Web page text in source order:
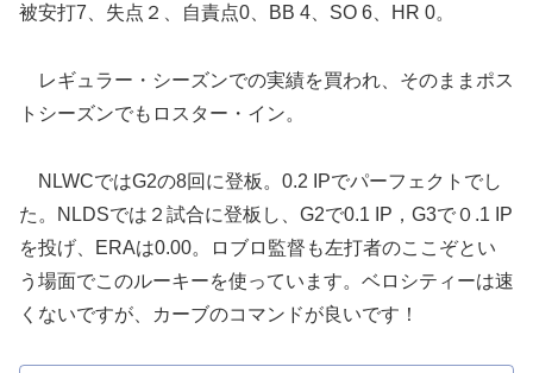
被安打7、失点２、自責点0、BB 4、SO 6、HR 0。
レギュラー・シーズンでの実績を買われ、そのままポス
トシーズンでもロスター・イン。
NLWCではG2の8回に登板。0.2 IPでパーフェクトでし
た。NLDSでは２試合に登板し、G2で0.1 IP，G3で０.1 IP
を投げ、ERAは0.00。ロブロ監督も左打者のここぞとい
う場面でこのルーキーを使っています。ベロシティーは速
くないですが、カーブのコマンドが良いです！